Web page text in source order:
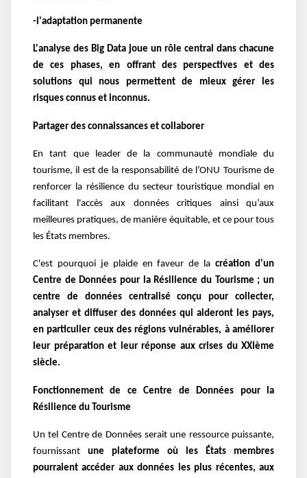
-l'adaptation permanente
L'analyse des Big Data joue un rôle central dans chacune
de ces phases, en offrant des perspectives et des
solutions qui nous permettent de mieux gérer les
risques connus et inconnus.
Partager des connaissances et collaborer
En tant que leader de la communauté mondiale du
tourisme, il est de la responsabilité de l’ONU Tourisme de
renforcer la résilience du secteur touristique mondial en
facilitant l'accès aux données critiques ainsi qu’aux
meilleures pratiques, de manière équitable, et ce pour tous
les États membres.
C'est pourquoi je plaide en faveur de lacréation d'un
Centre de Données pour la Résilience du Tourisme ; un
centre de données centralisé conçu pour collecter,
analyser et diffuser des données qui aideront les pays,
en particulier ceux des régions vulnérables, à améliorer
leur préparation et leur réponse aux crises du XXIème
siècle.
Fonctionnement de ce Centre de Données pour la
Résilience du Tourisme
Un tel Centre de Données serait une ressource puissante,
fournissant une plateforme où les États membres
pourraient accéder aux données les plus récentes, aux